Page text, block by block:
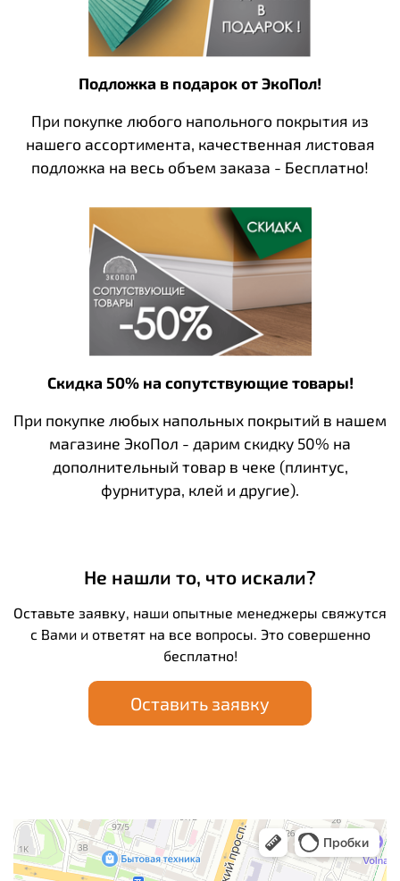
Подложка в подарок от ЭкоПол!
При покупке любого напольного покрытия из
нашего ассортимента, качественная листовая
подложка на весь объем заказа - Бесплатно!
Скидка 50% на сопутствующие товары!
При покупке любых напольных покрытий в нашем
магазине ЭкоПол - дарим скидку 50% на
дополнительный товар в чеке (плинтус,
фурнитура, клей и другие).
Не нашли то, что искали?
Оставьте заявку, наши опытные менеджеры свяжутся
с Вами и ответят на все вопросы. Это совершенно
бесплатно!
Оставить заявку